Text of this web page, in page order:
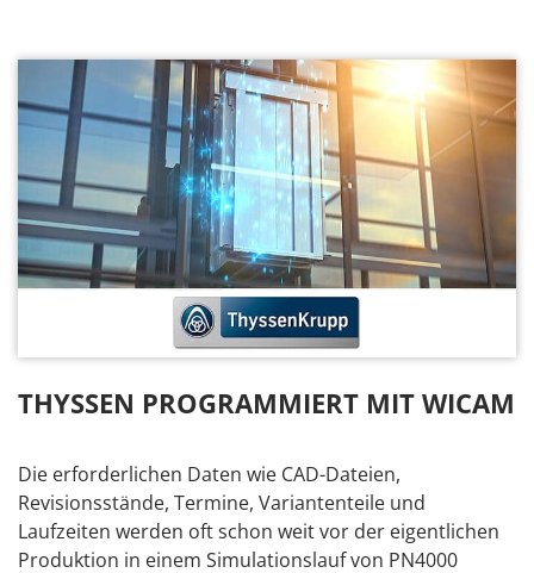
THYSSEN PROGRAMMIERT MIT WICAM
Die erforderlichen Daten wie CAD-Dateien,
Revisionsstände, Termine, Variantenteile und
Laufzeiten werden oft schon weit vor der eigentlichen
Produktion in einem Simulationslauf von PN4000